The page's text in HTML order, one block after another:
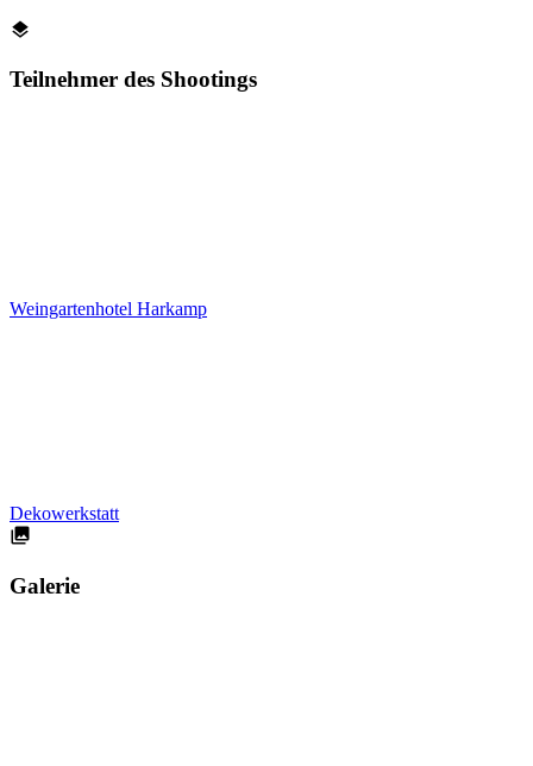
Teilnehmer des Shootings
Weingartenhotel Harkamp
Dekowerkstatt
Galerie